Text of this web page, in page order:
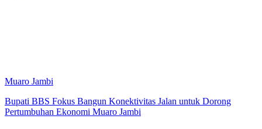
Muaro Jambi
Bupati BBS Fokus Bangun Konektivitas Jalan untuk Dorong
Pertumbuhan Ekonomi Muaro Jambi